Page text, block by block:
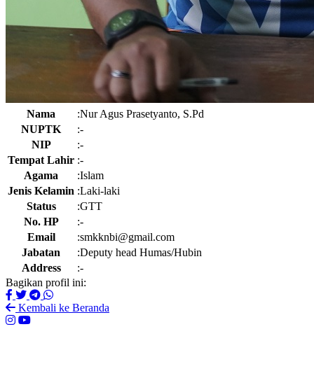
Nama :Nur Agus Prasetyanto, S.Pd
NUPTK
:-
NIP
:-
Tempat Lahir :-
Agama
:Islam
Jenis Kelamin :Laki-laki
Status
:GTT
No. HP
:-
Email
:smkknbi@gmail.com
Jabatan
:Deputy head Humas/Hubin
Address
:-
Bagikan profil ini:
Kembali ke Beranda